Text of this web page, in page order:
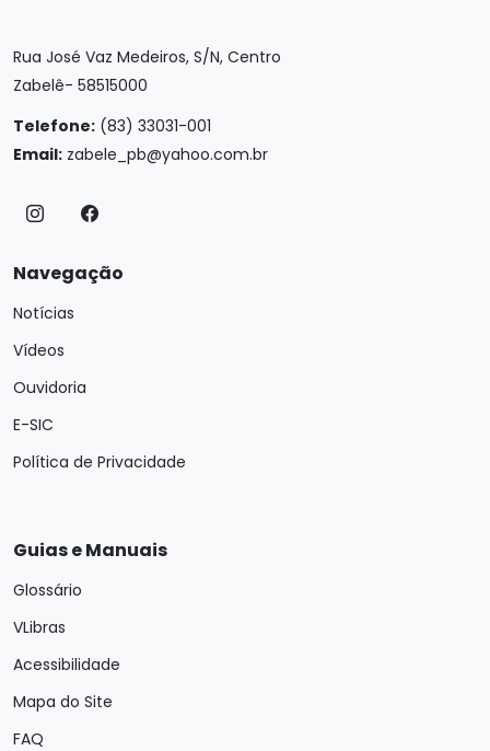
Rua José Vaz Medeiros, S/N, Centro
Zabelê- 58515000
Telefone: (83) 33031-001
Email: zabele_pb@yahoo.com.br
Navegação
Notícias
Vídeos
Ouvidoria
E-SIC
Política de Privacidade
Guias e Manuais
Glossário
VLibras
Acessibilidade
Mapa do Site
FAQ